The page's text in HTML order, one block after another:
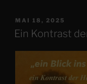
VERÖFFENTLICHT
AM
MAI 18, 2025
Ein Kontrast